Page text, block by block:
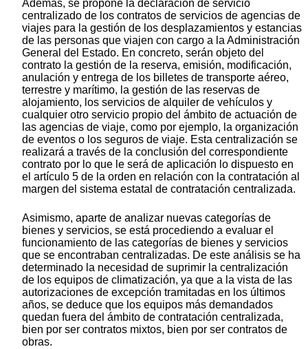
Además, se propone la declaración de servicio
centralizado de los contratos de servicios de agencias de
viajes para la gestión de los desplazamientos y estancias
de las personas que viajen con cargo a la Administración
General del Estado. En concreto, serán objeto del
contrato la gestión de la reserva, emisión, modificación,
anulación y entrega de los billetes de transporte aéreo,
terrestre y marítimo, la gestión de las reservas de
alojamiento, los servicios de alquiler de vehículos y
cualquier otro servicio propio del ámbito de actuación de
las agencias de viaje, como por ejemplo, la organización
de eventos o los seguros de viaje. Esta centralización se
realizará a través de la conclusión del correspondiente
contrato por lo que le será de aplicación lo dispuesto en
el artículo 5 de la orden en relación con la contratación al
margen del sistema estatal de contratación centralizada.
Asimismo, aparte de analizar nuevas categorías de
bienes y servicios, se está procediendo a evaluar el
funcionamiento de las categorías de bienes y servicios
que se encontraban centralizadas. De este análisis se ha
determinado la necesidad de suprimir la centralización
de los equipos de climatización, ya que a la vista de las
autorizaciones de excepción tramitadas en los últimos
años, se deduce que los equipos más demandados
quedan fuera del ámbito de contratación centralizada,
bien por ser contratos mixtos, bien por ser contratos de
obras.